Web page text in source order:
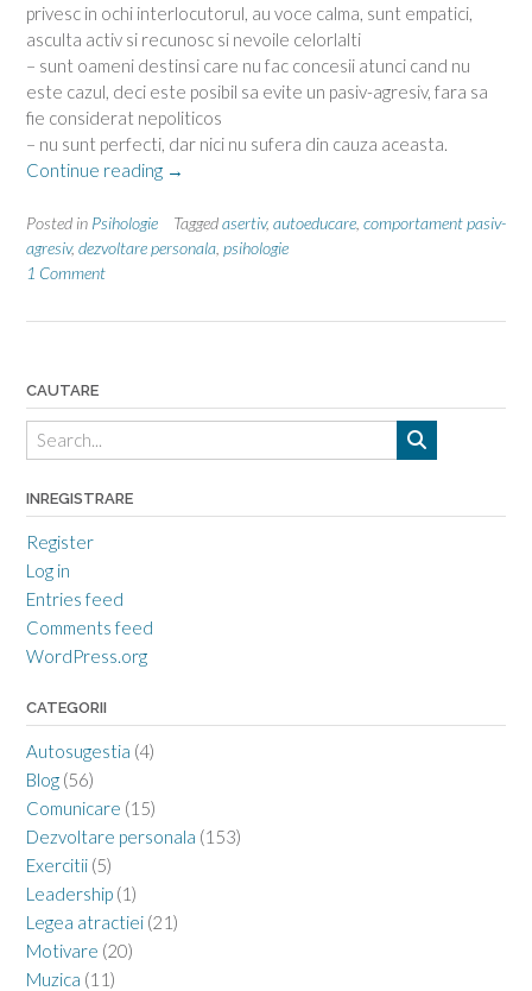
privesc in ochi interlocutorul, au voce calma, sunt empatici,
asculta activ si recunosc si nevoile celorlalti
– sunt oameni destinsi care nu fac concesii atunci cand nu
este cazul, deci este posibil sa evite un pasiv-agresiv, fara sa
fie considerat nepoliticos
– nu sunt perfecti, dar nici nu sufera din cauza aceasta.
Continue reading “Tipuri
comportament”
→
Posted in Psihologie Taggedasertiv, autoeducare comportament pasiv-
agresiv, dezvoltare personala psihologie
1 Comment
CAUTARE
INREGISTRARE
Register
Log in
Entries feed
Comments feed
WordPress.org
CATEGORII
Autosugestia (4)
Blog (56)
Comunicare (15)
Dezvoltare personala (153)
Exercitii (5)
Leadership (1)
Legea atractiei (21)
Motivare (20)
Muzica (11)